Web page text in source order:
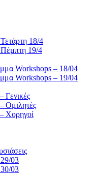
18/4
19/4
Workshops – 18/04
Workshops – 19/04
Γενικές
Ομιλητές
Χορηγοί
03
03